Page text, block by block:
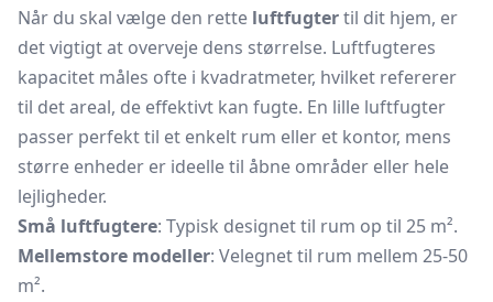
Når du skal vælge den rette luftfugtertil dit hjem, er
det vigtigt at overveje dens størrelse. Luftfugteres
kapacitet måles ofte i kvadratmeter, hvilket refererer
til det areal, de effektivt kan fugte. En lille luftfugter
passer perfekt til et enkelt rum eller et kontor, mens
større enheder er ideelle til åbne områder eller hele
lejligheder.
Små luftfugtere: Typisk designet til rum op til 25 m².
Mellemstore modeller: Velegnet til rum mellem 25-50
m².